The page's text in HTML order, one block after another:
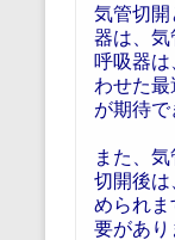
気管切
器は、
呼吸器
わせた
が期待で
また、
切開後
められ
要があり